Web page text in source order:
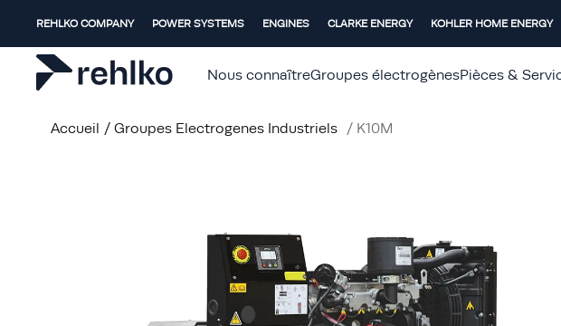
REHLKO COMPANY POWER SYSTEMS ENGINES CLARKE ENERGY KOHLER HOME ENERGY
Nous connaîtreGroupes électrogènesPièces &
Accueil / Groupes Electrogenes Industriels / K10M